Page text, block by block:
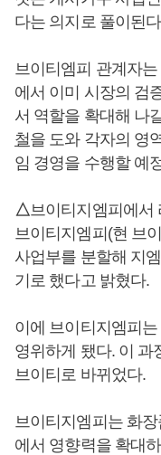
다는 의지로 풀이된
브이티엠피 관계자는
에서 이미 시장의 검
서 역할을 확대해 나
철을 도와 각자의 영
임 경영을 수행할 예
△ 브이티지엠피에서
브이티지엠피(현 브
사업부를 분할해 지
기로 했다고 밝혔다.
이에 브이티지엠피
영위하게 됐다. 이 과
브이티로 바뀌었다.
브이티지엠피는 화
에서 영향력을 확대